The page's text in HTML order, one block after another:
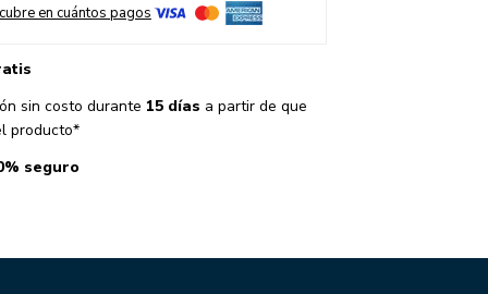
en cuántos pagos
sin costo durante 15 días a partir de que
producto*
seguro